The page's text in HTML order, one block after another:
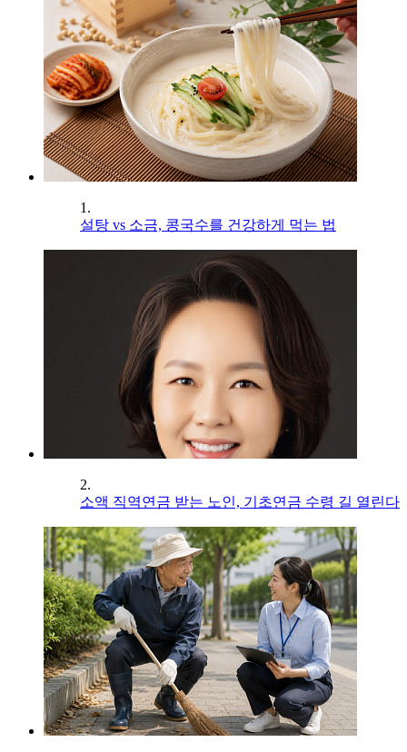
1.
설탕 vs 소금, 콩국수를 건강하게 먹는 법
2.
소액 직역연금 받는 노인, 기초연금 수령 길 열린다